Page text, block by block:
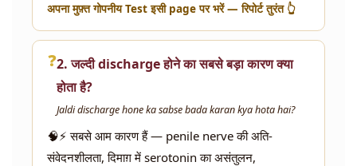
अपना मुफ़्त गोपनीय Test इसी page पर भरें — रिपोर्ट तुरंत 👆
❓2. जल्दी discharge होने का सबसे बड़ा कारण क्या
होता है?
Jaldi discharge hone ka sabse bada karan kya hota hai?
🧠⚡ सबसे आम कारण हैं — penile nerve की अति-
संवेदनशीलता, दिमाग़ में serotonin का असंतुलन,